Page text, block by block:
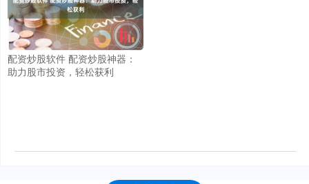
配资炒股软件 配资炒股神器：
助力股市投资，轻松获利